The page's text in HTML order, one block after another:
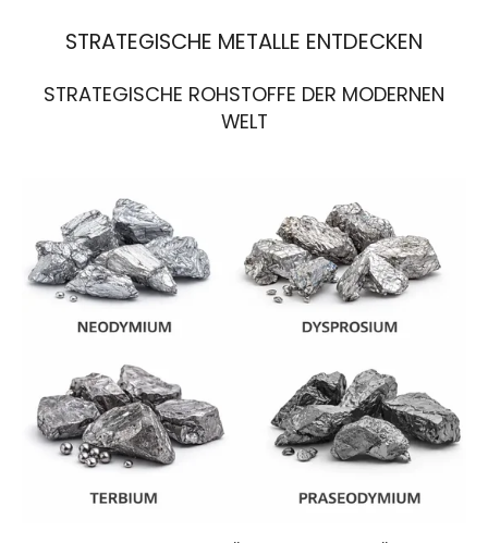
STRATEGISCHE METALLE ENTDECKEN
STRATEGISCHE ROHSTOFFE DER MODERNEN
WELT